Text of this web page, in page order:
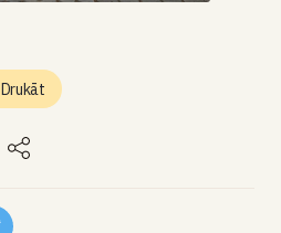
Drukāt